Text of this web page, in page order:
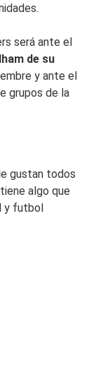
será ante el
de su
y ante el
grupos de la
gustan todos
algo que
y futbol